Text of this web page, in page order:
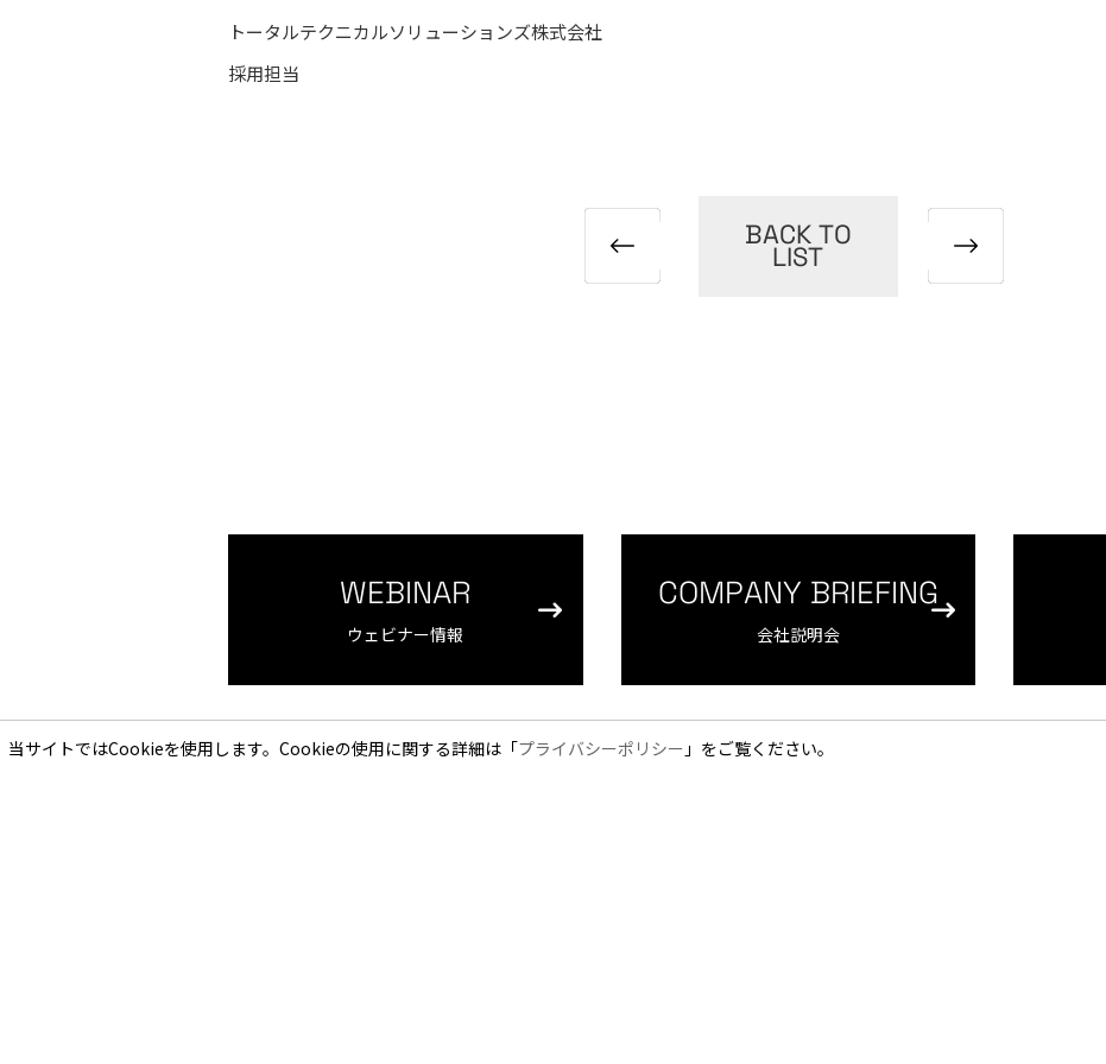
トータルテクニカルソリューションズ株式会社
採用担当
BACK TO
LIST
WEBINAR
ウェビナー情報
COMPANY BRIEFING
会社説明会
当サイトではCookieを使用します。Cookieの使用に関する詳細は「プライバシーポリシー 」をご覧ください。